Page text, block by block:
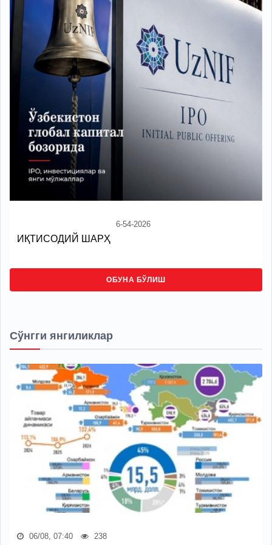
6-54-2026
ИҚТИСОДИЙ ШАРҲ
ОБУНА БЎЛИШ
Сўнгги янгиликлар
06/08, 07:40 238